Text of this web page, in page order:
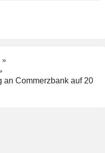
an Commerzbank auf 20